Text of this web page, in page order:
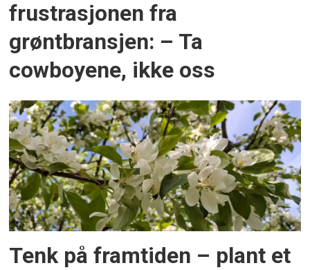
frustrasjonen fra
grøntbransjen: – Ta
cowboyene, ikke oss
Tenk på framtiden – plant et